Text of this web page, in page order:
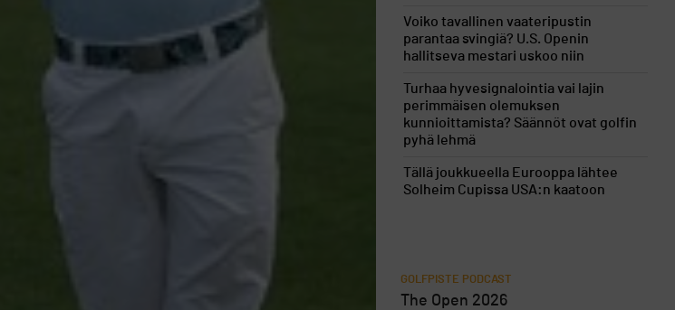
Voiko tavallinen vaateripustin
parantaa svingiä? U.S. Openin
hallitseva mestari uskoo niin
Turhaa hyvesignalointia vai lajin
perimmäisen olemuksen
kunnioittamista? Säännöt ovat golfin
pyhä lehmä
Tällä joukkueella Eurooppa lähtee
Solheim Cupissa USA:n kaatoon
GOLFPISTE PODCAST
The Open 2026